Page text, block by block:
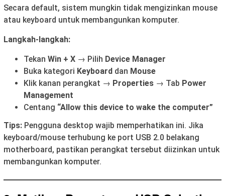
Secara default, sistem mungkin tidak mengizinkan mouse
atau keyboard untuk membangunkan komputer.
Langkah-langkah:
Tekan Win + X → Pilih Device Manager
Buka kategori Keyboard dan Mouse
Klik kanan perangkat → Properties → Tab Power
Management
Centang “Allow this device to wake the computer”
Tips: Pengguna desktop wajib memperhatikan ini. Jika
keyboard/mouse terhubung ke port USB 2.0 belakang
motherboard, pastikan perangkat tersebut diizinkan untuk
membangunkan komputer.